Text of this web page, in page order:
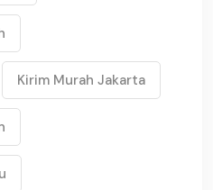
Kirim Murah Jakarta